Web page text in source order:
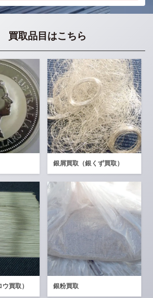
買取品目はこちら
銀屑買取（銀くず買取）
買取） 銀粉買取